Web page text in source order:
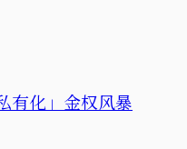
有化」金权风暴